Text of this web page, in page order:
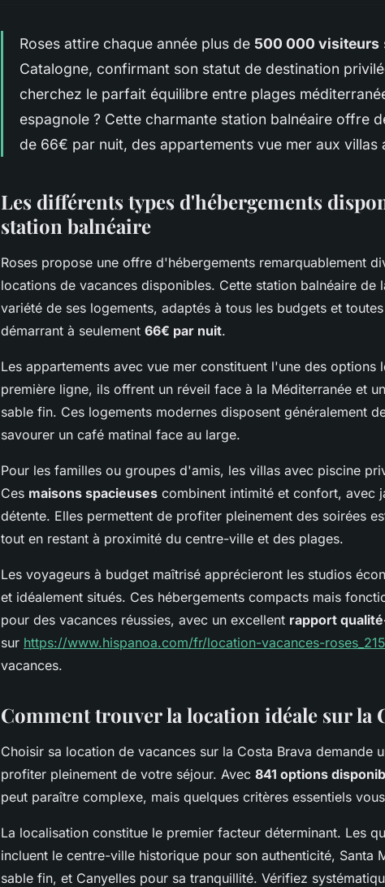
Roses attire chaque année plus de 500 000 visiteurs
Catalogne, confirmant son statut de destination
cherchez le parfait équilibre entre plages
espagnole ? Cette charmante station balnéaire offre
de 66€ par nuit, des appartements vue mer aux villas
Les différents types d'hébergements
station balnéaire
Roses propose une offre d'hébergements remarquablement
locations de vacances disponibles. Cette station balnéaire de
variété de ses logements, adaptés à tous les budgets et
démarrant à seulement 66€ par nuit.
Les appartements avec vue mer constituent l'une des options
première ligne, ils offrent un réveil face à la Méditerranée et
sable fin. Ces logements modernes disposent généralement
savourer un café matinal face au large.
Pour les familles ou groupes d'amis, les villas avec piscine
Ces maisons spacieuses combinent intimité et confort, avec
détente. Elles permettent de profiter pleinement des soirées
tout en restant à proximité du centre-ville et des plages.
Les voyageurs à budget maîtrisé apprécieront les studios
et idéalement situés. Ces hébergements compacts mais
pour des vacances réussies, avec un excellent rapport
sur https://www.hispanoa.com/fr/location-vacances-
vacances.
Comment trouver la location idéale sur la
Choisir sa location de vacances sur la Costa Brava demande
profiter pleinement de votre séjour. Avec 841 options
peut paraître complexe, mais quelques critères essentiels
La localisation constitue le premier facteur déterminant. Les
incluent le centre-ville historique pour son authenticité, Santa
sable fin, et Canyelles pour sa tranquillité. Vérifiez